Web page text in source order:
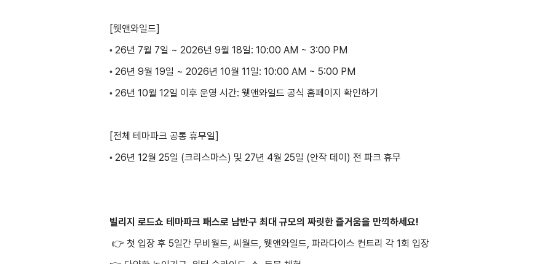
[웻앤와일드]
• 26년 7월 7일 ~ 2026년 9월 18일: 10:00 AM ~ 3:00 PM
• 26년 9월 19일 ~ 2026년 10월 11일: 10:00 AM ~ 5:00 PM
• 26년 10월 12일 이후 운영 시간:웻앤와일드 공식 홈페이지 확인하기
[전체 테마파크 공통 휴무일]
• 26년 12월 25일 (크리스마스) 및 27년 4월 25일 (안작 데이) 전 파크 휴무
빌리지 로드쇼 테마파크 패스로 남반구 최대 규모의 짜릿한 즐거움을 만끽하세요!
👉 첫 입장 후 5일간 무비월드, 씨월드, 웻앤와일드, 파라다이스 컨트리 각 1회 입장